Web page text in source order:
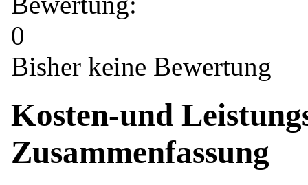
0
Bisher keine Bewertung
Kosten-und
Zusammenfassung